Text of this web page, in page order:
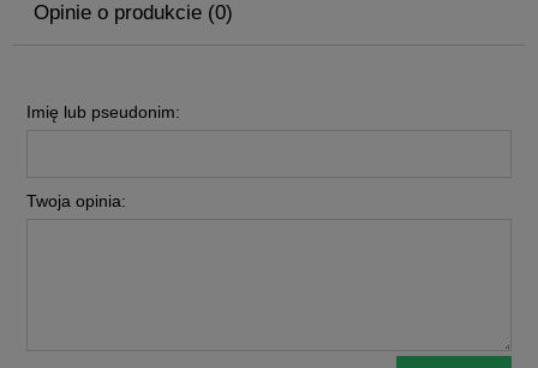
Opinie o produkcie (0)
Imię lub pseudonim:
Twoja opinia: